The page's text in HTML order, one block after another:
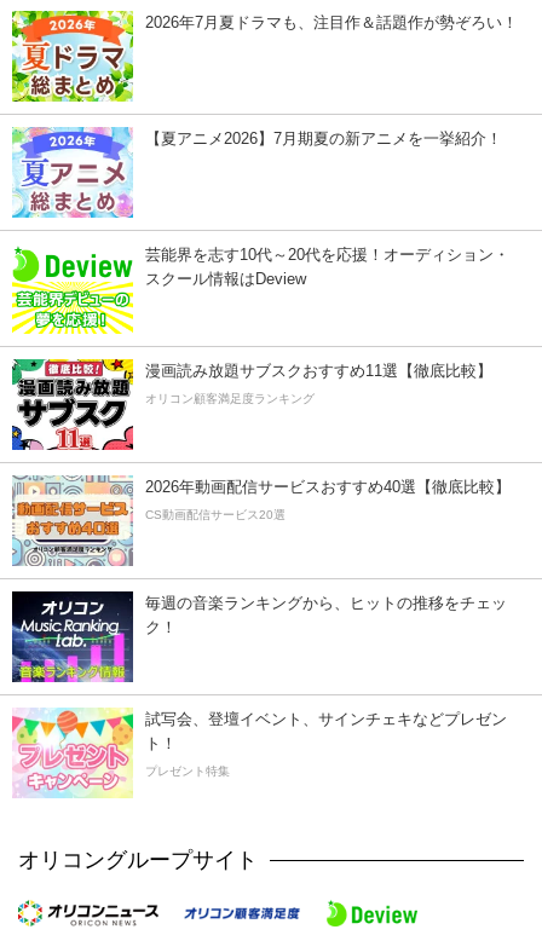
2026年7月夏ドラマも、注目作＆話題作が勢ぞろい！
【夏アニメ2026】7月期夏の新アニメを一挙紹介！
芸能界を志す10代～20代を応援！オーディション・
スクール情報はDeview
漫画読み放題サブスクおすすめ11選【徹底比較】
オリコン顧客満足度ランキング
2026年動画配信サービスおすすめ40選【徹底比較】
CS動画配信サービス20選
毎週の音楽ランキングから、ヒットの推移をチェッ
ク！
試写会、登壇イベント、サインチェキなどプレゼン
ト！
プレゼント特集
オリコングループサイト